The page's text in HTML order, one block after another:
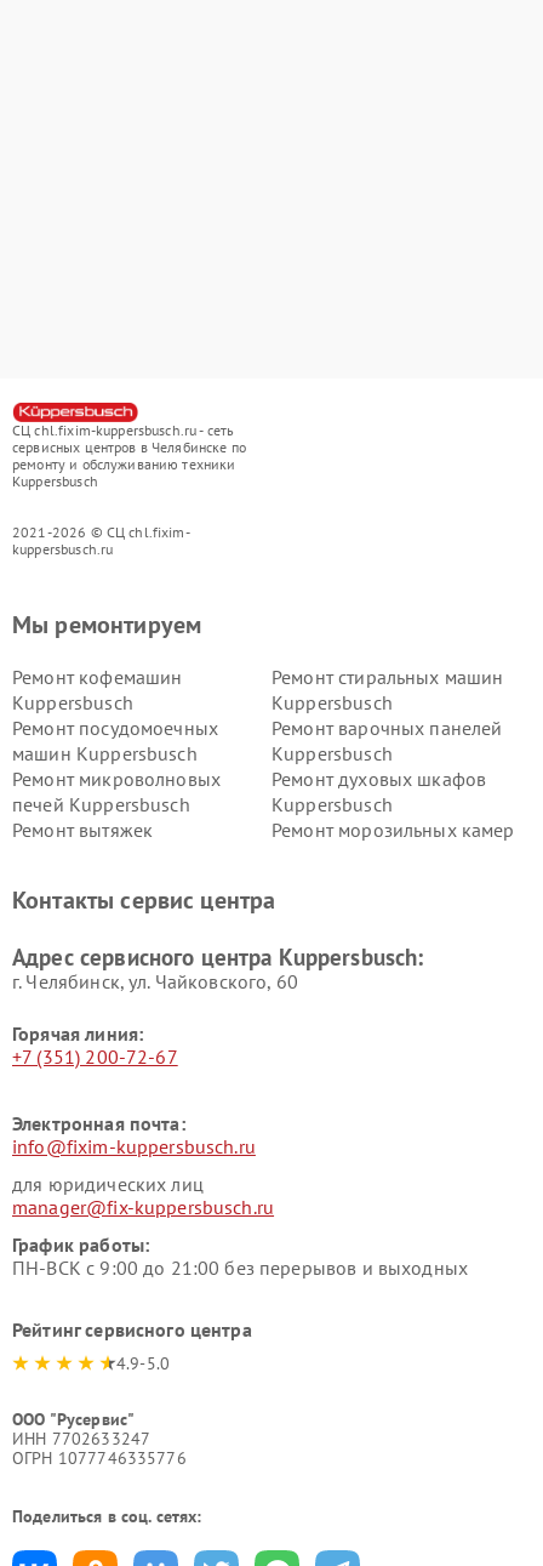
СЦ chl.fixim-kuppersbusch.ru - сеть
сервисных центров в Челябинске по
ремонту и обслуживанию техники
Kuppersbusch
2021-2026 © СЦ chl.fixim-
kuppersbusch.ru
Мы ремонтируем
Ремонт кофемашин
Kuppersbusch
Ремонт стиральных машин
Kuppersbusch
Ремонт посудомоечных
машин Kuppersbusch
Ремонт варочных панелей
Kuppersbusch
Ремонт микроволновых
печей Kuppersbusch
Ремонт духовых шкафов
Kuppersbusch
Ремонт вытяжек
Ремонт морозильных камер
Kuppersbusch
вакуумных упаковщиков
Ремонт сушильных машин Kuppersbusch
Контакты сервис центра
Адрес сервисного центра Kuppersbusch:
г. Челябинск, ул. Чайковского, 60
Горячая линия:
+7 (351) 200-72-67
Электронная почта:
info@fixim-kuppersbusch.ru
для юридических лиц
manager@fix-kuppersbusch.ru
График работы:
ПН-ВСК с 9:00 до 21:00 без перерывов и выходных
Рейтинг сервисного центра
4.9-5.0
ООО "Русервис"
ИНН 7702633247
ОГРН 1077746335776
Поделиться в соц. сетях: